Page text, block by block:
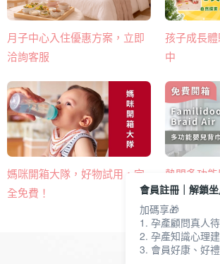
月子中心入住優惠方案，立即
洽詢客服
孩子成長
中
媽咪開箱大隊，好物試用，完
全免費！
熱門多功
箱申請！
會員註冊｜解鎖
加碼享🎁
1. 孕產顧問真人
2. 孕產知識心理
3. 會員好康、好